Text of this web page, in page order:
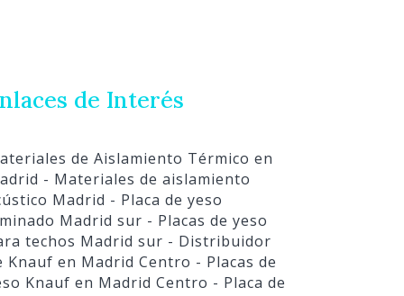
de Interés
de Aislamiento Térmico en
- Materiales de aislamiento
Madrid - Placa de yeso
Madrid sur - Placas de yeso
techos Madrid sur - Distribuidor
Knauf en Madrid Centro - Placas de
Knauf en Madrid Centro - Placa de